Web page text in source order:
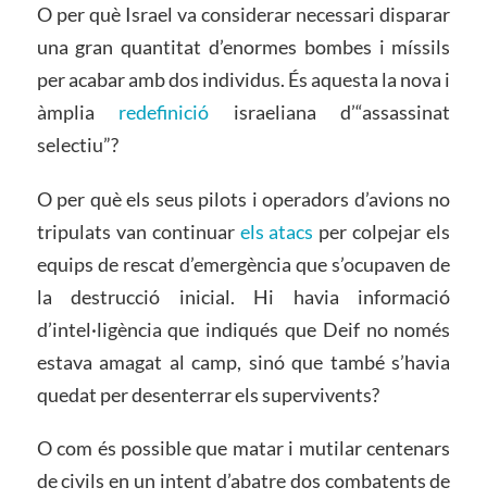
O per què Israel va considerar necessari disparar
una gran quantitat d’enormes bombes i míssils
per acabar amb dos individus. És aquesta la nova i
àmplia redefinició israeliana d’“assassinat
selectiu”?
O per què els seus pilots i operadors d’avions no
tripulats van continuar els atacs per colpejar els
equips de rescat d’emergència que s’ocupaven de
la destrucció inicial. Hi havia informació
d’intel·ligència que indiqués que Deif no només
estava amagat al camp, sinó que també s’havia
quedat per desenterrar els supervivents?
O com és possible que matar i mutilar centenars
de civils en un intent d’abatre dos combatents de